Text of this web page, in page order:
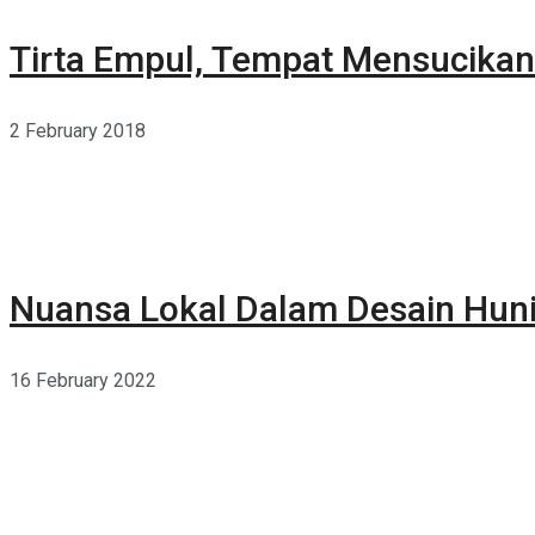
Tirta Empul, Tempat
2 February 2018
Nuansa Lokal Dalam Desain
16 February 2022